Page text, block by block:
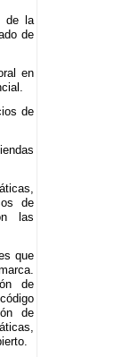
de la
de
en
de
de
las
que
de
de